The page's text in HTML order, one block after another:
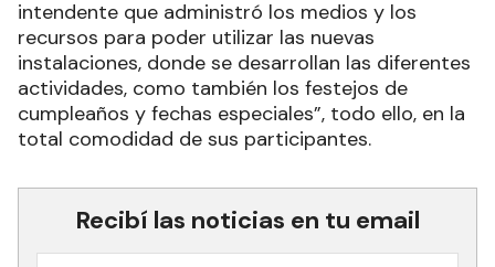
intendente que administró los medios y los
recursos para poder utilizar las nuevas
instalaciones, donde se desarrollan las diferentes
actividades, como también los festejos de
cumpleaños y fechas especiales”, todo ello, en la
total comodidad de sus participantes.
Recibí las noticias en tu email